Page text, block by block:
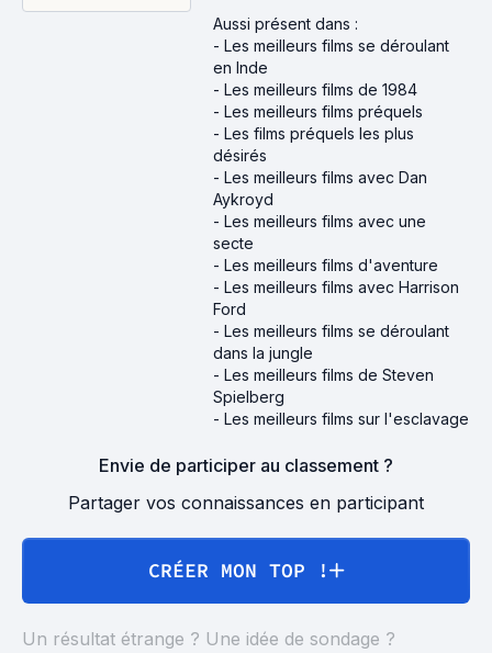
Aussi présent dans :
- Les meilleurs films se déroulant
en Inde
- Les meilleurs films de 1984
- Les meilleurs films préquels
- Les films préquels les plus
désirés
- Les meilleurs films avec Dan
Aykroyd
- Les meilleurs films avec une
secte
- Les meilleurs films d'aventure
- Les meilleurs films avec Harrison
Ford
- Les meilleurs films se déroulant
dans la jungle
- Les meilleurs films de Steven
Spielberg
- Les meilleurs films sur l'esclavage
Envie de participer au classement ?
Partager vos connaissances en participant
CRÉER MON TOP !
Un résultat étrange ? Une idée de sondage ?